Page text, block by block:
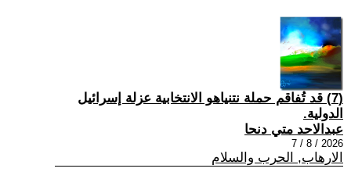
(7) قد تُفاقم حملة نتنياهو الانتخابية عزلة إسرائيل
الدولية.
عبدالاحد متي دنحا
2026 / 8 / 7
الارهاب, الحرب والسلام